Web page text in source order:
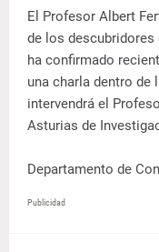
El Profesor Albert
de los
ha confirmado
una charla dentro de
intervendrá el
Asturias de
Departamento de
Publicidad